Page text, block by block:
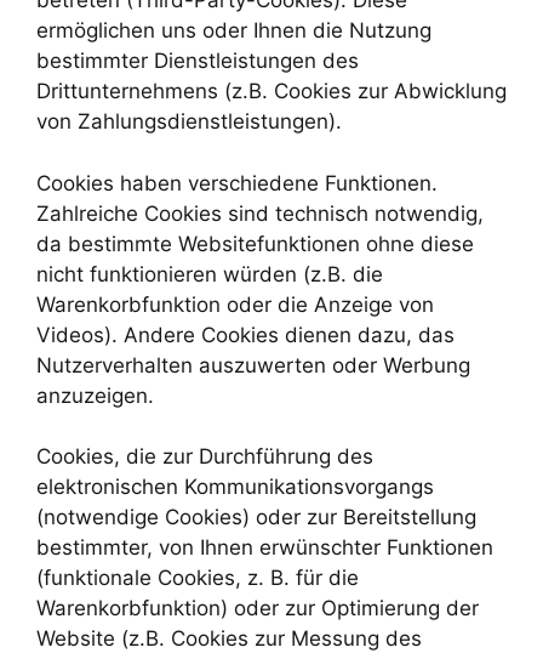
ermöglichen uns oder Ihnen die Nutzung
bestimmter Dienstleistungen des
Drittunternehmens (z.B. Cookies zur Abwicklung
von Zahlungsdienstleistungen).
Cookies haben verschiedene Funktionen.
Zahlreiche Cookies sind technisch notwendig,
da bestimmte Websitefunktionen ohne diese
nicht funktionieren würden (z.B. die
Warenkorbfunktion oder die Anzeige von
Videos). Andere Cookies dienen dazu, das
Nutzerverhalten auszuwerten oder Werbung
anzuzeigen.
Cookies, die zur Durchführung des
elektronischen Kommunikationsvorgangs
(notwendige Cookies) oder zur Bereitstellung
bestimmter, von Ihnen erwünschter Funktionen
(funktionale Cookies, z. B. für die
Warenkorbfunktion) oder zur Optimierung der
Website (z.B. Cookies zur Messung des